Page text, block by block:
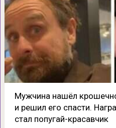
Мужчина нашёл
и решил его спасти.
стал попугай-красавчик